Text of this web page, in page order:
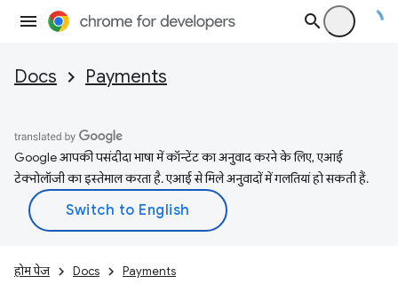
Docs Payments
Google आपकी पसंदीदा भाषा में कॉन्टेंट का अनुवाद करने के लिए, एआई
टेक्नोलॉजी का इस्तेमाल करता है. एआई से मिले अनुवादों में गलतियां हो सकती हैं.
होम पेज Docs Payments